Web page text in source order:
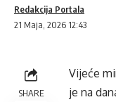
21 Maja, 2026 12:43
Redakcija Portala
SHARE
Vijeće
je na